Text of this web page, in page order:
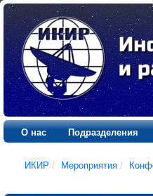
О нас Подразделения
ИКИР / Мероприятия /